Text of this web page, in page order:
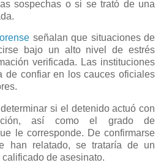
sospechas o si se trató de una
señalan que situaciones de
bajo un alto nivel de estrés
verificada. Las instituciones
de confiar en los cauces oficiales
si el detenido actuó con
así como el grado de
le corresponde. De confirmarse
han relatado, se trataría de un
de asesinato.